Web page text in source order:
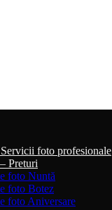
foto profesionale
Preturi
foto Nuntă
foto Botez
foto Aniversare